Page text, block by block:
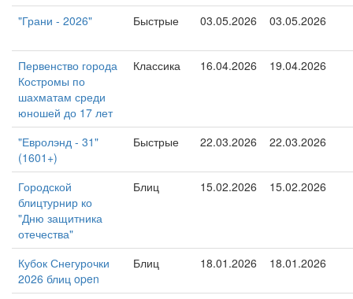
"Грани - 2026" Быстрые 03.05.2026 03.05.2026
Первенство города
Костромы по
шахматам среди
юношей до 17 лет
Классика 16.04.2026 19.04.2026
"Евролэнд - 31"
(1601+)
Быстрые 22.03.2026 22.03.2026
Городской
блицтурнир ко
"Дню защитника
отечества"
Блиц 15.02.2026 15.02.2026
Кубок Снегурочки
2026 блиц open
Блиц 18.01.2026 18.01.2026